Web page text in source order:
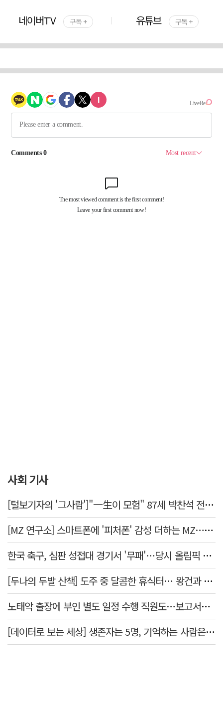
네이버TV 구독 + 유튜브 구독 +
사회 기사
[털보기자의 '그사람']"一生이 모험" 87세 박찬석 전 경북대 총장
[MZ 연구소] 스마트폰에 '피처폰' 감성 더하는 MZ… 히퍼와 줄이어폰
한국 축구, 심판 성접대 경기서 '무패'…당시 올림픽 감독은 홍명보
[두나의 두발 산책] 도주 중 달콤한 휴식터… 왕건과 지명 산책
노태악 출장에 부인 별도 일정 수행 직원도…보고서엔 '공식일정 참석'
[데이터로 보는 세상] 생존자는 5명, 기억하는 사람은 늘었다